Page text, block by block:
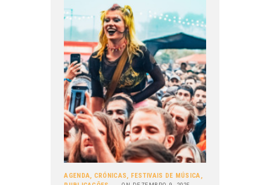
AGENDA, CRÓNICAS, FESTIVAIS DE MÚSICA,